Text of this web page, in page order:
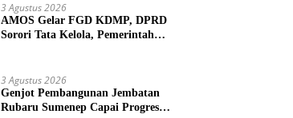
3 Agustus 2026
AMOS Gelar FGD KDMP, DPRD
Sorori Tata Kelola, Pemerintah
3 Agustus 2026
Genjot Pembangunan Jembatan
Rubaru Sumenep Capai Progres